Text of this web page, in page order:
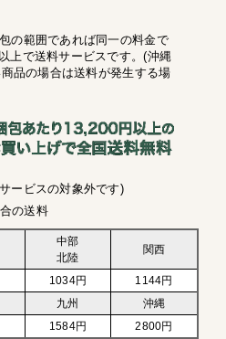
の範囲であれば同一の料金で
上で送料サービスです。(沖縄
品の場合は送料が発生する場
ービスの対象外です)
の送料
中部
北陸
関西
1034円
1144円
九州
沖縄
1584円 2800円